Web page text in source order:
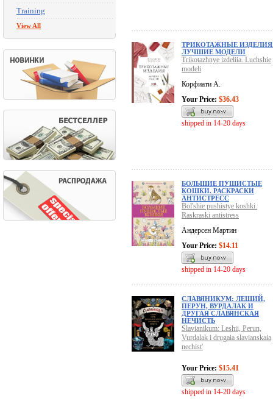
Training
View All
ТРИКОТАЖНЫЕ
ЛУЧШИЕ МОДЕЛИ
Trikotazhnye izdeliia. Luchshie
modeli
Корфиати А.
Your Price: $36.43
shipped in 14-20 days
БОЛЬШИЕ ПУШИСТЫЕ
КОШКИ. РАСКРАСКИ
АНТИСТРЕСС
Bol'shie pushistye koshki.
Raskraski antistress
Андерсен Мартин
Your Price: $14.11
shipped in 14-20 days
СЛАВЯНИКУМ: ЛЕШИЙ,
ПЕРУН, ВУРДАЛАК И
ДРУГАЯ СЛАВЯНСКАЯ
НЕЧИСТЬ
Slavianikum: Leshii, Perun,
Vurdalak i drugaia slavianskaia
nechist'
Your Price: $15.41
shipped in 14-20 days